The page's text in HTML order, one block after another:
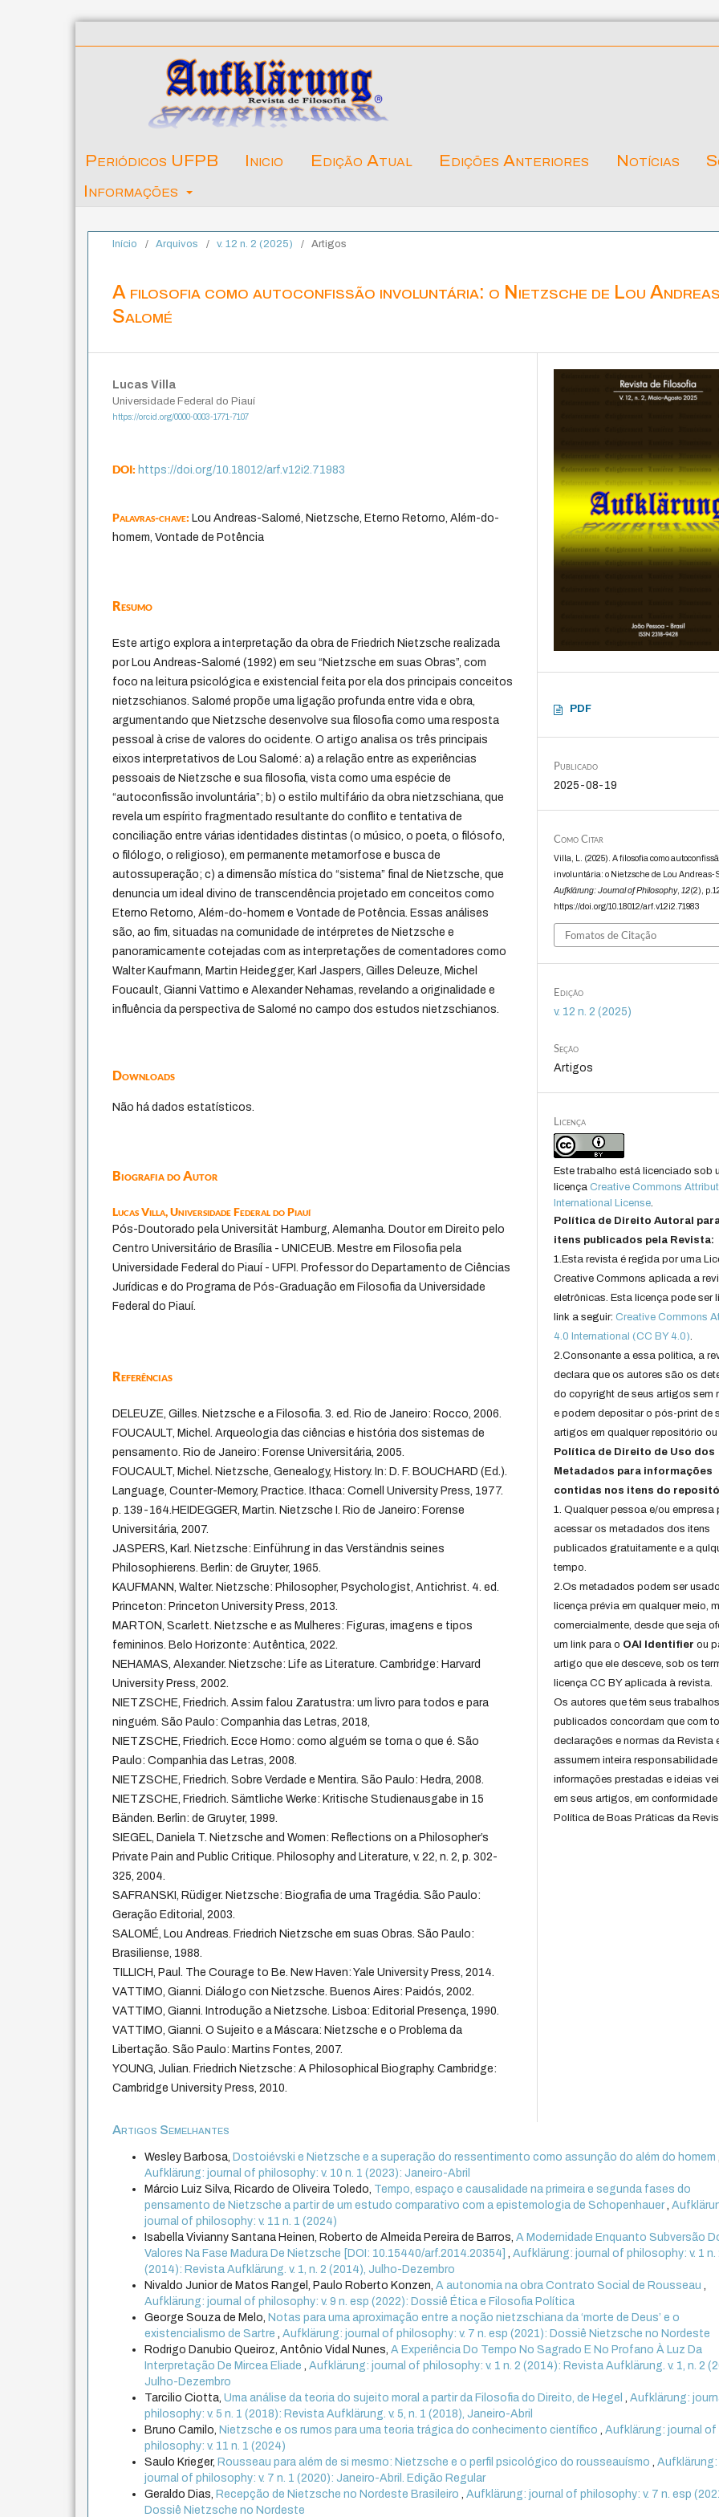
Periódicos UFPB Inicio Edição Atual Edições Anteriores Notícias
Informações
Início / Arquivos / v. 12 n. 2 (2025) / Artigos
A filosofia como autoconfissão involuntária: o Nietzsche de Lou
Salomé
Lucas Villa
Universidade Federal do Piauí
https://orcid.org/0000-0003-1771-7107
DOI:https://doi.org/10.18012/arf.v12i2.71983
Palavras-chave:Lou Andreas-Salomé, Nietzsche, Eterno Retorno, Além-do-
homem, Vontade de Potência
Resumo
Este artigo explora a interpretação da obra de Friedrich Nietzsche realizada
por Lou Andreas-Salomé (1992) em seu “Nietzsche em suas Obras”, com
foco na leitura psicológica e existencial feita por ela dos principais conceitos
nietzschianos. Salomé propõe uma ligação profunda entre vida e obra,
argumentando que Nietzsche desenvolve sua filosofia como uma resposta
pessoal à crise de valores do ocidente. O artigo analisa os três principais
eixos interpretativos de Lou Salomé: a) a relação entre as experiências
pessoais de Nietzsche e sua filosofia, vista como uma espécie de
“autoconfissão involuntária”; b) o estilo multifário da obra nietzschiana, que
revela um espírito fragmentado resultante do conflito e tentativa de
conciliação entre várias identidades distintas (o músico, o poeta, o filósofo,
o filólogo, o religioso), em permanente metamorfose e busca de
autossuperação; c) a dimensão mística do “sistema” final de Nietzsche, que
denuncia um ideal divino de transcendência projetado em conceitos como
Eterno Retorno, Além-do-homem e Vontade de Potência. Essas análises
são, ao fim, situadas na comunidade de intérpretes de Nietzsche e
panoramicamente cotejadas com as interpretações de comentadores como
Walter Kaufmann, Martin Heidegger, Karl Jaspers, Gilles Deleuze, Michel
Foucault, Gianni Vattimo e Alexander Nehamas, revelando a originalidade e
influência da perspectiva de Salomé no campo dos estudos nietzschianos.
Downloads
Não há dados estatísticos.
Biografia do Autor
Lucas Villa,Universidade Federal do Piauí
Pós-Doutorado pela Universität Hamburg, Alemanha. Doutor em Direito pelo
Centro Universitário de Brasília - UNICEUB. Mestre em Filosofia pela
Universidade Federal do Piauí - UFPI. Professor do Departamento de Ciências
Jurídicas e do Programa de Pós-Graduação em Filosofia da Universidade
Federal do Piauí.
Referências
DELEUZE, Gilles. Nietzsche e a Filosofia. 3. ed. Rio de Janeiro: Rocco, 2006.
FOUCAULT, Michel. Arqueologia das ciências e história dos sistemas de
pensamento. Rio de Janeiro: Forense Universitária, 2005.
FOUCAULT, Michel. Nietzsche, Genealogy, History. In: D. F. BOUCHARD (Ed.).
Language, Counter-Memory, Practice. Ithaca: Cornell University Press, 1977.
p. 139-164.HEIDEGGER, Martin. Nietzsche I. Rio de Janeiro: Forense
Universitária, 2007.
JASPERS, Karl. Nietzsche: Einführung in das Verständnis seines
Philosophierens. Berlin: de Gruyter, 1965.
KAUFMANN, Walter. Nietzsche: Philosopher, Psychologist, Antichrist. 4. ed.
Princeton: Princeton University Press, 2013.
MARTON, Scarlett. Nietzsche e as Mulheres: Figuras, imagens e tipos
femininos. Belo Horizonte: Autêntica, 2022.
NEHAMAS, Alexander. Nietzsche: Life as Literature. Cambridge: Harvard
University Press, 2002.
NIETZSCHE, Friedrich. Assim falou Zaratustra: um livro para todos e para
ninguém. São Paulo: Companhia das Letras, 2018,
NIETZSCHE, Friedrich. Ecce Homo: como alguém se torna o que é. São
Paulo: Companhia das Letras, 2008.
NIETZSCHE, Friedrich. Sobre Verdade e Mentira. São Paulo: Hedra, 2008.
NIETZSCHE, Friedrich. Sämtliche Werke: Kritische Studienausgabe in 15
Bänden. Berlin: de Gruyter, 1999.
SIEGEL, Daniela T. Nietzsche and Women: Reflections on a Philosopher’s
Private Pain and Public Critique. Philosophy and Literature, v. 22, n. 2, p. 302-
325, 2004.
SAFRANSKI, Rüdiger. Nietzsche: Biografia de uma Tragédia. São Paulo:
Geração Editorial, 2003.
SALOMÉ, Lou Andreas. Friedrich Nietzsche em suas Obras. São Paulo:
Brasiliense, 1988.
TILLICH, Paul. The Courage to Be. New Haven: Yale University Press, 2014.
VATTIMO, Gianni. Diálogo con Nietzsche. Buenos Aires: Paidós, 2002.
VATTIMO, Gianni. Introdução a Nietzsche. Lisboa: Editorial Presença, 1990.
VATTIMO, Gianni. O Sujeito e a Máscara: Nietzsche e o Problema da
Libertação. São Paulo: Martins Fontes, 2007.
YOUNG, Julian. Friedrich Nietzsche: A Philosophical Biography. Cambridge:
Cambridge University Press, 2010.
PDF
Publicado
2025-08-19
Como Citar
Villa, L. (2025). A filosofia como
involuntária: o Nietzsche de Lou Andreas-
Aufklärung: Journal of Philosophy, 12(2),
https://doi.org/10.18012/arf.v12i2.71983
Fomatos de Citação
Edição
v. 12 n. 2 (2025)
Seção
Artigos
Licença
Este trabalho está licenciado sob
licençaCreative Commons
International License.
Política de Direito Autoral
itens publicados pela Revista:
1.Esta revista é regida por uma
Creative Commons aplicada a
eletrônicas. Esta licença pode ser
link a seguir:Creative Commons
4.0 International (CC BY 4.0).
2.Consonante a essa politica, a
declara que os autores são os
do copyright de seus artigos sem
e podem depositar o pós-print de
artigos em qualquer repositório ou
Política de Direito de Uso dos
Metadados para informações
contidas nos itens do
1. Qualquer pessoa e/ou empresa
acessar os metadados dos itens
publicados gratuitamente e a
tempo.
2.Os metadados podem ser
licença prévia em qualquer meio,
comercialmente, desde que seja
um link para o OAI Identifier ou
artigo que ele desceve, sob os
licença CC BY aplicada à revista.
Os autores que têm seus trabalhos
publicados concordam que com
declarações e normas da Revista
assumem inteira responsabilidade
informações prestadas e ideias
em seus artigos, em
Política de Boas Práticas da
Artigos Semelhantes
Wesley Barbosa, Dostoiévski e Nietzsche e a superação do ressentimento como assunção do além do homem,
Aufklärung: journal of philosophy: v. 10 n. 1 (2023): Janeiro-Abril
Márcio Luiz Silva, Ricardo de Oliveira Toledo, Tempo, espaço e causalidade na primeira e segunda fases do
pensamento de Nietzsche a partir de um estudo comparativo com a epistemologia de Schopenhauer,
journal of philosophy: v. 11 n. 1 (2024)
Isabella Vivianny Santana Heinen, Roberto de Almeida Pereira de Barros,A Modernidade Enquanto Subversão
Valores Na Fase Madura De Nietzsche [DOI: 10.15440/arf.2014.20354],Aufklärung: journal of philosophy: v. 1 n.
(2014): Revista Aufklärung. v. 1, n. 2 (2014), Julho-Dezembro
Nivaldo Junior de Matos Rangel, Paulo Roberto Konzen,A autonomia na obra Contrato Social de Rousseau,
Aufklärung: journal of philosophy: v. 9 n. esp (2022): Dossiê Ética e Filosofia Política
George Souza de Melo, Notas para uma aproximação entre a noção nietzschiana da ‘morte de Deus’ e o
existencialismo de Sartre,Aufklärung: journal of philosophy: v. 7 n. esp (2021): Dossiê Nietzsche no Nordeste
Rodrigo Danubio Queiroz, Antônio Vidal Nunes,A Experiência Do Tempo No Sagrado E No Profano À Luz Da
Interpretação De Mircea Eliade,Aufklärung: journal of philosophy: v. 1 n. 2 (2014): Revista Aufklärung. v. 1, n. 2
Julho-Dezembro
Tarcilio Ciotta,Uma análise da teoria do sujeito moral a partir da Filosofia do Direito, de Hegel,Aufklärung:
philosophy: v. 5 n. 1 (2018): Revista Aufklärung. v. 5, n. 1 (2018), Janeiro-Abril
Bruno Camilo, Nietzsche e os rumos para uma teoria trágica do conhecimento científico,Aufklärung: journal of
philosophy: v. 11 n. 1 (2024)
Saulo Krieger, Rousseau para além de si mesmo: Nietzsche e o perfil psicológico do rousseauísmo,Aufklärung:
journal of philosophy: v. 7 n. 1 (2020): Janeiro-Abril. Edição Regular
Geraldo Dias, Recepção de Nietzsche no Nordeste Brasileiro,Aufklärung: journal of philosophy: v. 7 n. esp
Dossiê Nietzsche no Nordeste